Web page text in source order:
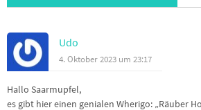
Udo
4. Oktober 2023 um 23:17
Hallo Saarmupfel,
es gibt hier einen genialen Wherigo: „Räuber